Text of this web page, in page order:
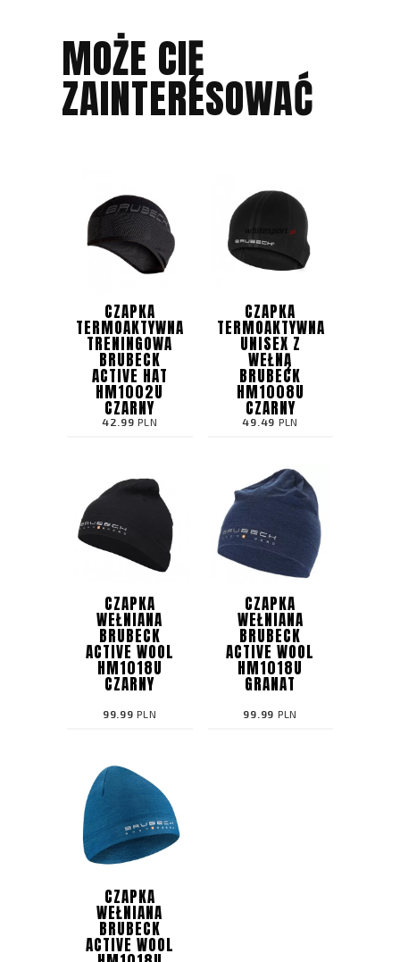
MOŻE CIĘ
ZAINTERESOWAĆ
CZAPKA
TERMOAKTYWNA
TRENINGOWA
BRUBECK
ACTIVE HAT
HM1002U
CZARNY
42.99 PLN
CZAPKA
TERMOAKTYWNA
UNISEX Z
WEŁNĄ
BRUBECK
HM1008U
CZARNY
49.49 PLN
CZAPKA
WEŁNIANA
BRUBECK
ACTIVE WOOL
HM1018U
CZARNY
99.99 PLN
CZAPKA
WEŁNIANA
BRUBECK
ACTIVE WOOL
HM1018U
GRANAT
99.99 PLN
CZAPKA
WEŁNIANA
BRUBECK
ACTIVE WOOL